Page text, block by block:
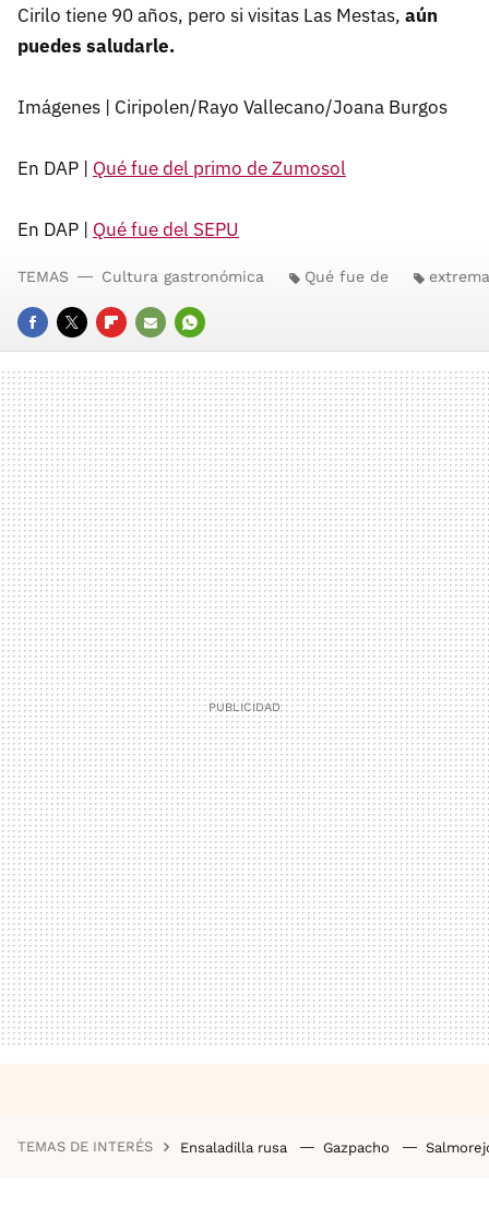
Cirilo tiene 90 años, pero si visitas Las Mestas, aún
puedes saludarle.
Imágenes | Ciripolen/Rayo Vallecano/Joana Burgos
En DAP | Qué fue del primo de Zumosol
En DAP | Qué fue del SEPU
FACEBOOK
TWITTERFLIPBOARD
E-
MAIL
WHATSAPP
TEMAS Cultura gastronómica Qué fue de
TEMAS DE INTERÉS Ensaladilla rusa Gazpacho